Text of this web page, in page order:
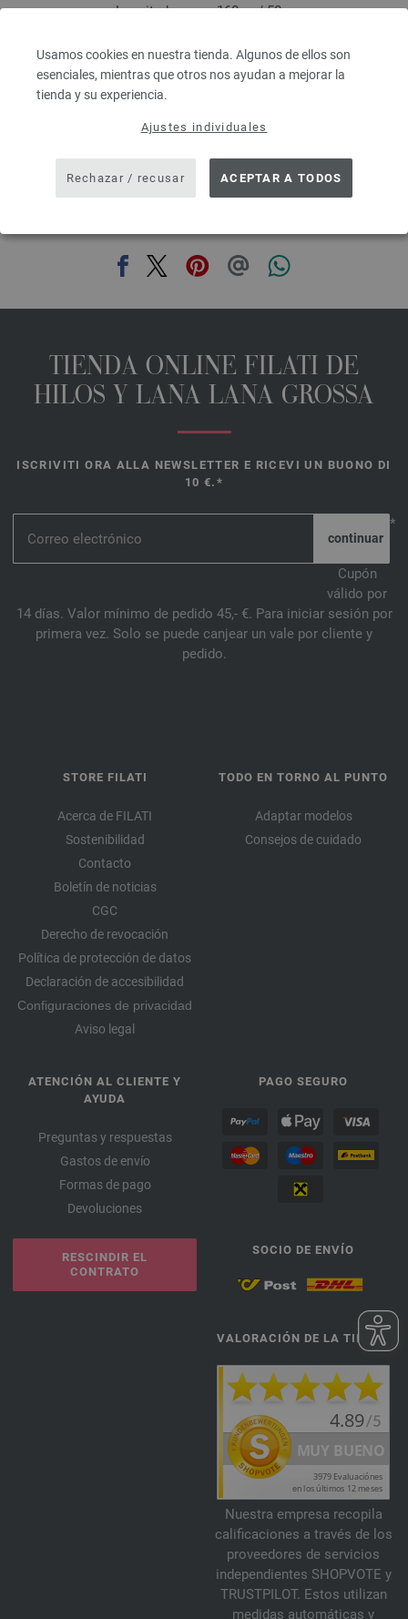
Usamos cookies en nuestra tienda. Algunos de ellos son
esenciales, mientras que otros nos ayudan a mejorar la
tienda y su experiencia.
Ajustes individuales
Rechazar / recusar ACEPTAR A TODOS
Longitud: aprox. 160 m / 50 g
5,46 €
6,38 $
IVA no incluido, más gastos de envío, Precio base: 109,20 € / kg
TIENDA ONLINE FILATI DE
HILOS Y LANA LANA GROSSA
ISCRIVITI ORA ALLA NEWSLETTER E RICEVI UN BUONO DI
10 €.*
*
Cupón
válido por
14 días. Valor mínimo de pedido 45,- €. Para iniciar sesión por
primera vez. Solo se puede canjear un vale por cliente y
pedido.
STORE FILATI
Acerca de FILATI
Sostenibilidad
Contacto
Boletín de noticias
CGC
Derecho de revocación
Política de protección de datos
Declaración de accesibilidad
Configuraciones de privacidad
Aviso legal
TODO EN TORNO AL PUNTO
Adaptar modelos
Consejos de cuidado
ATENCIÓN AL CLIENTE Y
AYUDA
Preguntas y respuestas
Gastos de envío
Formas de pago
Devoluciones
RESCINDIR EL
CONTRATO
PAGO SEGURO
SOCIO DE ENVÍO
VALORACIÓN DE LA TIENDA
Nuestra empresa recopila
calificaciones a través de los
proveedores de servicios
independientes SHOPVOTE y
TRUSTPILOT. Estos utilizan
medidas automáticas y